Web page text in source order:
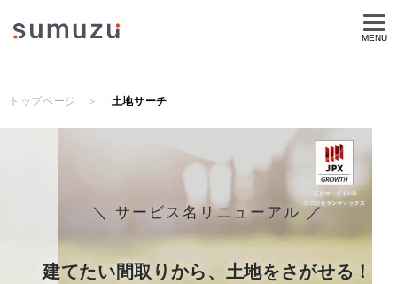
MENU
トップページ 土地サーチ
＼ サービス名リニューアル ／
建てたい間取りから、土地をさがせる！